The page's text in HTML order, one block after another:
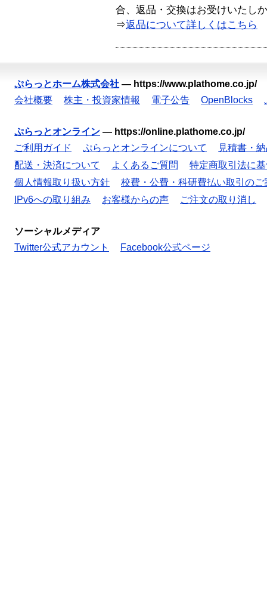
合、返品・交換はお受けいたし
⇒返品について詳しくはこちら
ぷらっとホーム株式会社 — https://www.plathome.co.jp/
会社概要
株主・投資家情報 電子公告 OpenBlocks
ぷらっとオンライン — https://online.plathome.co.jp/
ご利用ガイド
ぷらっとオンラインについて
見積書・
配送・決済について
よくあるご質問
特定商取引法に
個人情報取り扱い方針
校費・公費・科研費払い取引のご
IPv6への取り組み
お客様からの声 ご注文の取り消し
ソーシャルメディア
Twitter公式アカウント
Facebook公式ページ